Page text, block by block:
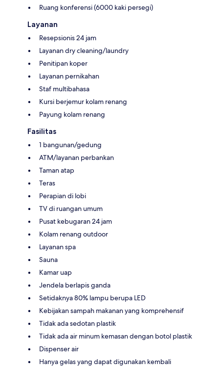
Ruang konferensi (6000 kaki persegi)
Layanan
Resepsionis 24 jam
Layanan dry cleaning/laundry
Penitipan koper
Layanan pernikahan
Staf multibahasa
Kursi berjemur kolam renang
Payung kolam renang
Fasilitas
1 bangunan/gedung
ATM/layanan perbankan
Taman atap
Teras
Perapian di lobi
TV di ruangan umum
Pusat kebugaran 24 jam
Kolam renang outdoor
Layanan spa
Sauna
Kamar uap
Jendela berlapis ganda
Setidaknya 80% lampu berupa LED
Kebijakan sampah makanan yang komprehensif
Tidak ada sedotan plastik
Tidak ada air minum kemasan dengan botol plastik
Dispenser air
Hanya gelas yang dapat digunakan kembali